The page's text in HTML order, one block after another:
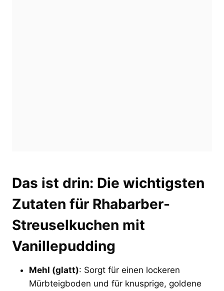
Das ist drin: Die wichtigsten
Zutaten für Rhabarber-
Streuselkuchen mit
Vanillepudding
Mehl (glatt): Sorgt für einen lockeren
Mürbteigboden und für knusprige, goldene